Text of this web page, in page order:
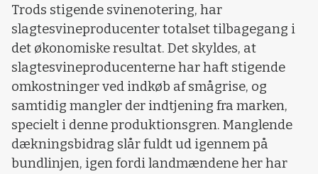
Trods stigende svinenotering, har
slagtesvineproducenter totalset tilbagegang i
det økonomiske resultat. Det skyldes, at
slagtesvineproducenterne har haft stigende
omkostninger ved indkøb af smågrise, og
samtidig mangler der indtjening fra marken,
specielt i denne produktionsgren. Manglende
dækningsbidrag slår fuldt ud igennem på
bundlinjen, igen fordi landmændene her har